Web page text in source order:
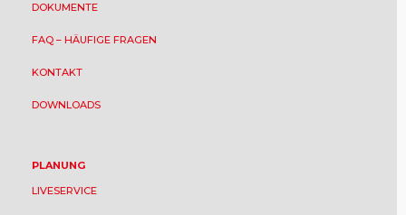
DOKUMENTE
FAQ – HÄUFIGE FRAGEN
KONTAKT
DOWNLOADS
PLANUNG
LIVESERVICE